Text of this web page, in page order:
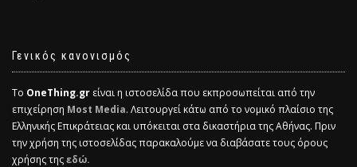
Γενικός κανονισμός
Το OneThing.gr είναι η ιστοσελίδα που εκπροσωπείται από την
επιχείρηση Most Media. Λειτουργεί κάτω από το νομικό πλαίσιο της
Ελληνικής Επικράτειας και υπόκειται στα δικαστήρια της Αθήνας. Πριν
την χρήση της ιστοσελίδας παρακαλούμε να διαβάσατε τους όρους
χρήσης τηςεδώ.